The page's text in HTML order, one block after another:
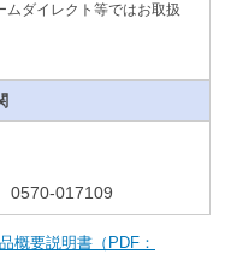
ムダイレクト等ではお取扱
017109
概要説明書（PDF：